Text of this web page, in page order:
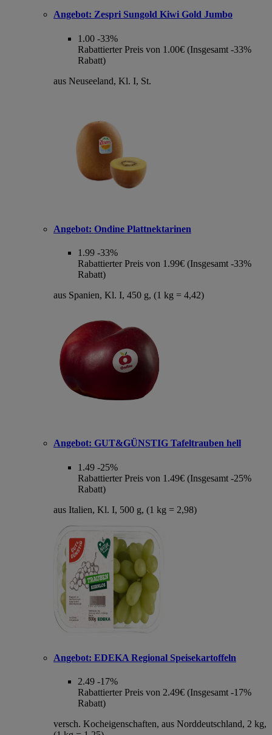
Angebot: Zespri Sungold Kiwi Gold Jumbo
1.00 -33%
Rabattierter Preis von 1.00€ (Insgesamt -33%
Rabatt)
aus Neuseeland, Kl. I, St.
Angebot: Ondine Plattnektarinen
1.99 -33%
Rabattierter Preis von 1.99€ (Insgesamt -33%
Rabatt)
aus Spanien, Kl. I, 450 g, (1 kg = 4,42)
Angebot: GUT&GÜNSTIG Tafeltrauben hell
1.49 -25%
Rabattierter Preis von 1.49€ (Insgesamt -25%
Rabatt)
aus Italien, Kl. I, 500 g, (1 kg = 2,98)
Angebot: EDEKA Regional Speisekartoffeln
2.49 -17%
Rabattierter Preis von 2.49€ (Insgesamt -17%
Rabatt)
versch. Kocheigenschaften, aus Norddeutschland, 2 kg,